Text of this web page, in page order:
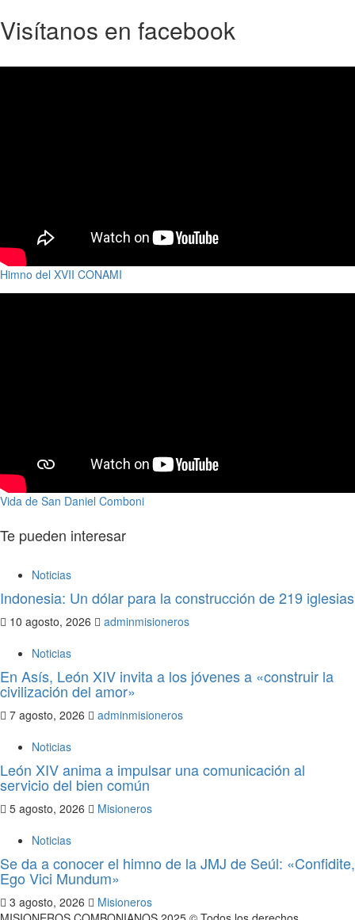
Visítanos en facebook
Himno del XVII CONAMI
Vida de San Daniel Comboni
Te pueden interesar
Noticias
Indonesia: Un dólar para la construcción de 219 iglesias
10 agosto, 2026
adminmisioneros
Noticias
En Asís, León XIV invita a los jóvenes a «construir la
civilización del amor»
7 agosto, 2026
adminmisioneros
Noticias
León XIV anima a impulsar una comunicación al
servicio del bien común
5 agosto, 2026
Misioneros
Noticias
Se da a conocer el himno de la JMJ de Seúl: «Confidite,
Ego Vici Mundum»
3 agosto, 2026
Misioneros